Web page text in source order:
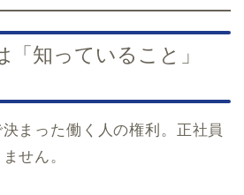
「知っていること」
まった働く人の権利。正社員
せん。